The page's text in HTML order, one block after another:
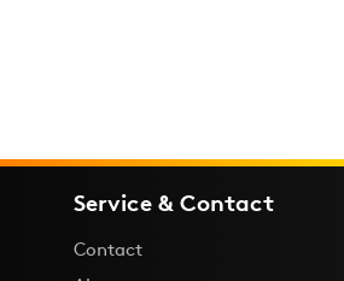
Service & Contact
Contact